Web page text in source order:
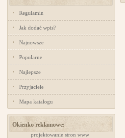
Regulamin
Jak dodać wpis?
Najnowsze
Popularne
Najlepsze
Przyjaciele
Mapa katalogu
Okienko reklamowe:
projektowanie stron www